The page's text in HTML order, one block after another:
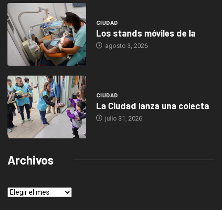
CIUDAD
Los stands móviles de la
agosto 3, 2026
CIUDAD
La Ciudad lanza una colecta
julio 31, 2026
Archivos
Archivos